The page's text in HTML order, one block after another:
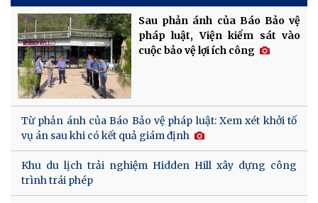
Sau phản ánh của Báo Bảo vệ
pháp luật, Viện kiểm sát vào
cuộc bảo vệ lợi ích công
Từ phản ánh của Báo Bảo vệ pháp luật: Xem xét khởi tố
vụ án sau khi có kết quả giám định
Khu du lịch trải nghiệm Hidden Hill xây dựng công
trình trái phép